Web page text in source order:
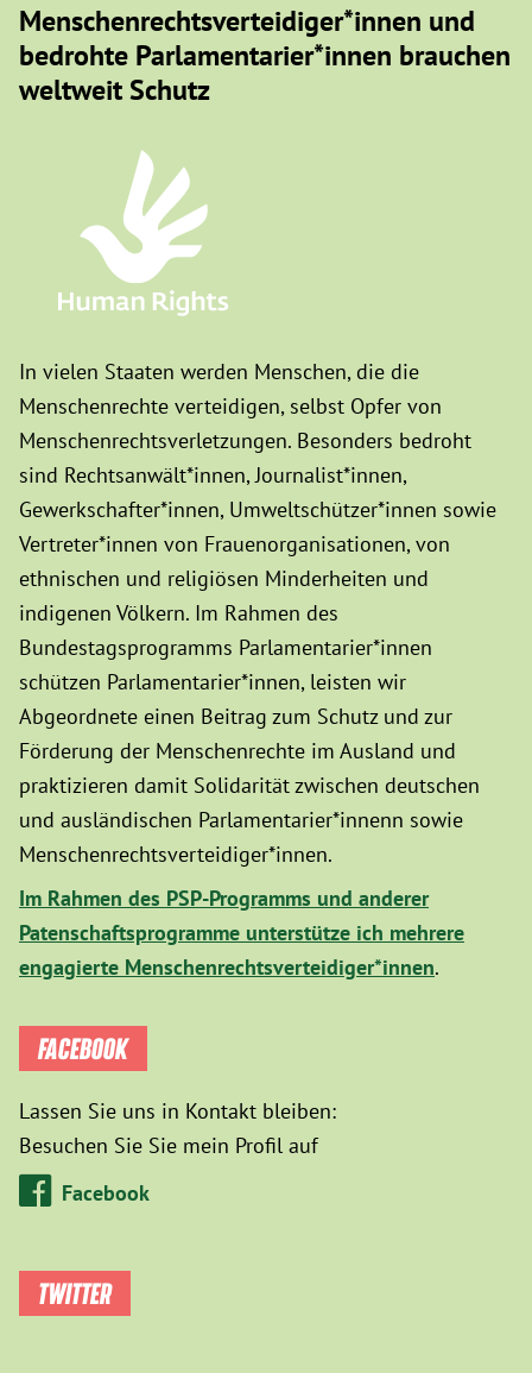
Menschenrechtsverteidiger*innen und
bedrohte Parlamentarier*innen brauchen
weltweit Schutz
In vielen Staaten werden Menschen, die die
Menschenrechte verteidigen, selbst Opfer von
Menschenrechtsverletzungen. Besonders bedroht
sind Rechtsanwält*innen, Journalist*innen,
Gewerkschafter*innen, Umweltschützer*innen sowie
Vertreter*innen von Frauenorganisationen, von
ethnischen und religiösen Minderheiten und
indigenen Völkern. Im Rahmen des
Bundestagsprogramms Parlamentarier*innen
schützen Parlamentarier*innen, leisten wir
Abgeordnete einen Beitrag zum Schutz und zur
Förderung der Menschenrechte im Ausland und
praktizieren damit Solidarität zwischen deutschen
und ausländischen Parlamentarier*innenn sowie
Menschenrechtsverteidiger*innen.
Im Rahmen des PSP-Programms und anderer
Patenschaftsprogramme unterstütze ich mehrere
engagierte Menschenrechtsverteidiger*innen.
FACEBOOK
Lassen Sie uns in Kontakt bleiben:
Besuchen Sie Sie mein Profil auf
Facebook
TWITTER